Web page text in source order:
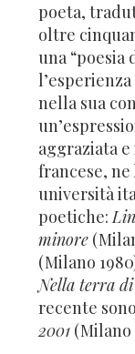
poeta,
oltre
una “poesia
nella sua
aggraziata
francese,
università
poetiche:
minore
(Milano
Nella terra di
recente
2001 (Milano